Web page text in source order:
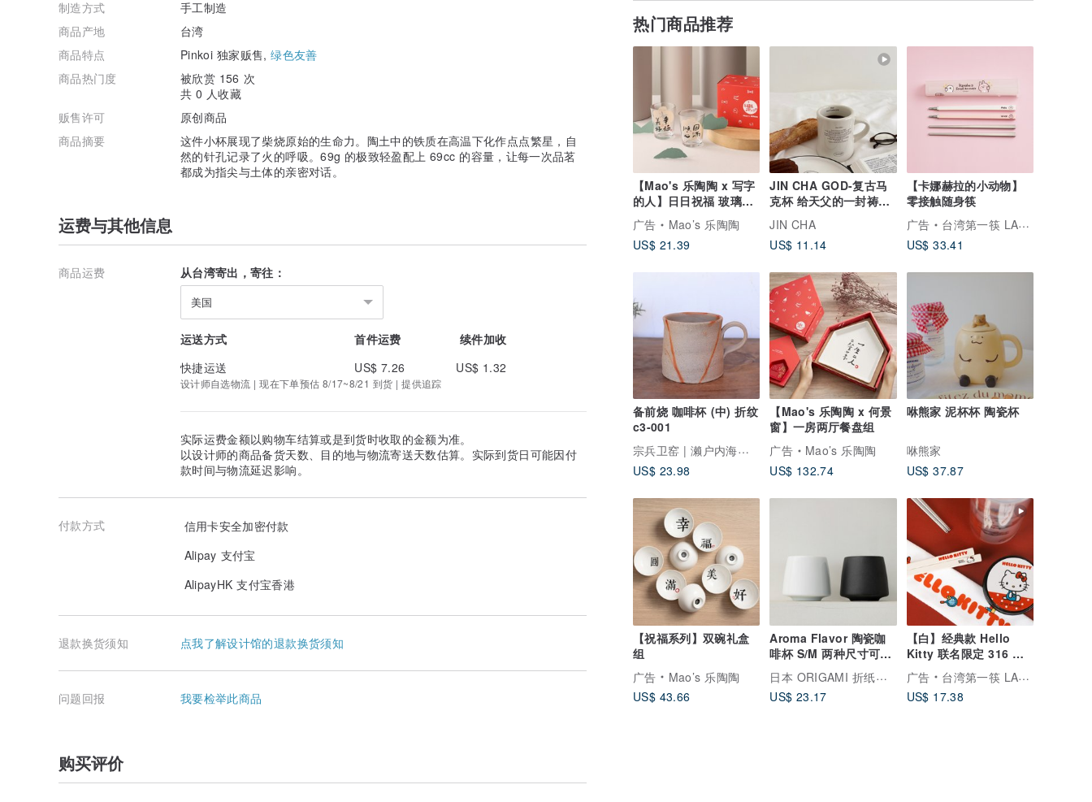
热门商品推荐
【Mao's 乐陶陶 x 写字
的人】日日祝福 玻璃杯
礼盒组
广告
Mao’s 乐陶陶
US$ 21.39
JIN CHA GOD-复古马
克杯 给天父的一封祷告
信/文创/基督
JIN CHA
US$ 11.14
【卡娜赫拉的小动物】
零接触随身筷
广告
台湾第一筷 LAYANA
US$ 33.41
备前烧 咖啡杯 (中) 折纹
c3-001
宗兵卫窑 | 濑户内海柴烧陶器
US$ 23.98
【Mao's 乐陶陶 x 何景
窗】一房两厅餐盘组
广告
Mao’s 乐陶陶
US$ 132.74
咻熊家 泥杯杯 陶瓷杯
咻熊家
US$ 37.87
【祝福系列】双碗礼盒
组
广告
Mao’s 乐陶陶
US$ 43.66
Aroma Flavor 陶瓷咖
啡杯 S/M 两种尺寸可选
日本陶瓷餐具
日本 ORIGAMI 折纸滤杯
US$ 23.17
【白】经典款 Hello
Kitty 联名限定 316 不
锈钢宝筷 环保餐具组
广告
台湾第一筷 LAYANA
US$ 17.38
制造方式
手工制造
商品产地
台湾
商品特点
Pinkoi 独家贩售,绿色友善
商品热门度
被欣赏 156 次
共 0 人收藏
贩售许可
原创商品
商品摘要
这件小杯展现了柴烧原始的生命力。陶土中的铁质在高温下化作点点繁星，自
然的针孔记录了火的呼吸。69g 的极致轻盈配上 69cc 的容量，让每一次品茗
都成为指尖与土体的亲密对话。
运费与其他信息
商品运费 从台湾寄出，寄往：
美国
运送方式 首件运费
续件加收
快捷运送
US$ 7.26 US$ 1.32
设计师自选物流 | 现在下单预估 8/17~8/21 到货 | 提供追踪
实际运费金额以购物车结算或是到货时收取的金额为准。
以设计师的商品备货天数、目的地与物流寄送天数估算。实际到货日可能因付
款时间与物流延迟影响。
付款方式
信用卡安全加密付款
Alipay 支付宝
AlipayHK 支付宝香港
退款换货须知 点我了解设计馆的退款换货须知
问题回报 我要检举此商品
购买评价